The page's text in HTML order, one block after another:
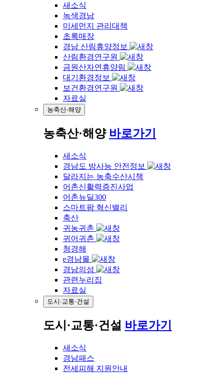
새소식
녹색경남
미세먼지 관리대책
초록매장
경남 산림휴양정보
산림환경연구원
금원산자연휴양림
대기환경정보
보건환경연구원
자료실
농축산·해양
농축산·해양 바로가기
새소식
경남도 방사능 안전정보
달라지는 농축수산시책
어촌신활력증진사업
어촌뉴딜300
스마트팜 혁신밸리
축산
귀농귀촌
귀어귀촌
청경해
e경남몰
경남의섬
관련누리집
자료실
도시·교통·건설
도시·교통·건설 바로가기
새소식
경남패스
전세피해 지원안내